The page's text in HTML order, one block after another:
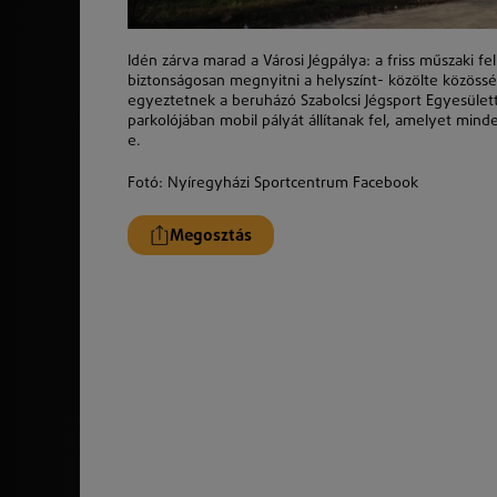
Idén zárva marad a Városi Jégpálya: a friss
biztonságosan megnyitni a helyszínt- közölte
egyeztetnek a beruházó Szabolcsi Jégsport
parkolójában mobil pályát állítanak fel, amelyet
e.
Fotó: Nyíregyházi Sportcentrum Facebook
Megosztás